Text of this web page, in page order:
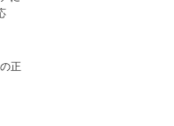
正